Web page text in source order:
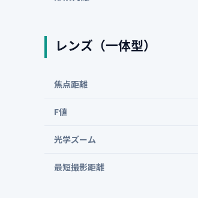
レンズ（一体型）
焦点距離
F値
光学ズーム
最短撮影距離